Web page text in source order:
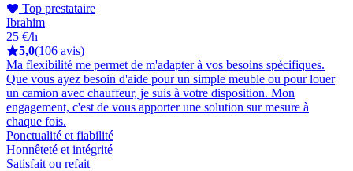
Top prestataire
Ibrahim
25 €/h
5,0(106 avis)
Ma flexibilité me permet de m'adapter à vos besoins spécifiques.
Que vous ayez besoin d'aide pour un simple meuble ou pour louer
un camion avec chauffeur, je suis à votre disposition. Mon
engagement, c'est de vous apporter une solution sur mesure à
chaque fois.
Ponctualité et fiabilité
Honnêteté et intégrité
Satisfait ou refait